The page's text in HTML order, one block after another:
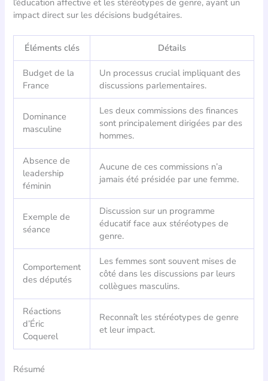
impact direct sur les décisions budgétaires.
Éléments clés Détails
Budget de la
France
Un processus crucial impliquant des
discussions parlementaires.
Dominance
masculine
Les deux commissions des finances
sont principalement dirigées par des
hommes.
Absence de
leadership
féminin
Aucune de ces commissions n’a
jamais été présidée par une femme.
Exemple de
séance
Discussion sur un programme
éducatif face aux stéréotypes de
genre.
Comportement
des députés
Les femmes sont souvent mises de
côté dans les discussions par leurs
collègues masculins.
Réactions
d’Éric
Coquerel
Reconnaît les stéréotypes de genre
et leur impact.
Résumé